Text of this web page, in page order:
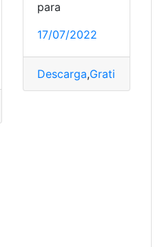
para
17/07/2022
Descarga,Gratis